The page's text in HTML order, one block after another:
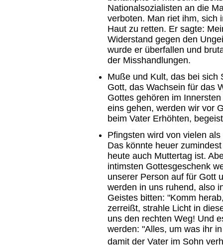
Nationalsozialisten an die
verboten. Man riet ihm, sich
Haut zu retten. Er sagte:
Widerstand gegen den
wurde er überfallen und
der Misshandlungen.
Muße und Kult, das bei sich
Gott, das Wachsein für das
Gottes gehören im
eins gehen, werden wir vor
beim Vater Erhöhten,
Pfingsten wird von vielen
Das könnte heuer
heute auch Muttertag ist.
intimsten Gottesgeschenk
unserer Person auf für Gott
werden in uns ruhend, also
Geistes bitten: "Komm
zerreißt, strahle Licht in
uns den rechten Weg! Und
werden: "Alles, um was ihr
damit der Vater im Sohn